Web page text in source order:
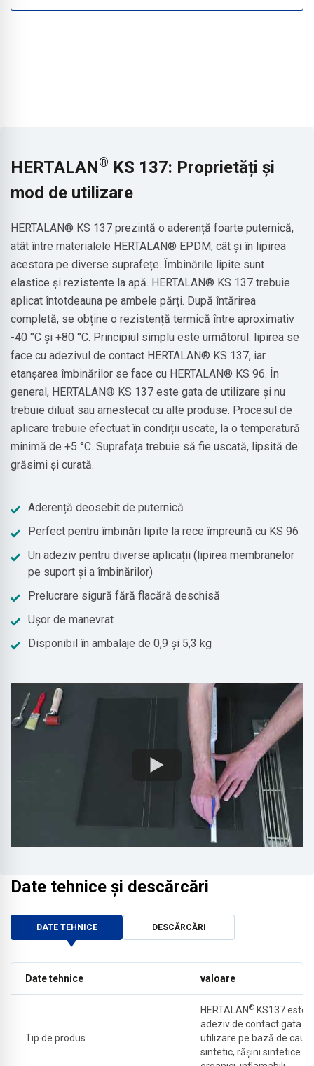
HERTALAN® KS 137: Proprietăți și
mod de utilizare
HERTALAN® KS 137 prezintă o aderență foarte puternică,
atât între materialele HERTALAN® EPDM, cât și în lipirea
acestora pe diverse suprafețe. Îmbinările lipite sunt
elastice și rezistente la apă. HERTALAN® KS 137 trebuie
aplicat întotdeauna pe ambele părți. După întărirea
completă, se obține o rezistență termică între aproximativ
-40 °C și +80 °C. Principiul simplu este următorul: lipirea se
face cu adezivul de contact HERTALAN® KS 137, iar
etanșarea îmbinărilor se face cu HERTALAN® KS 96. În
general, HERTALAN® KS 137 este gata de utilizare și nu
trebuie diluat sau amestecat cu alte produse. Procesul de
aplicare trebuie efectuat în condiții uscate, la o temperatură
minimă de +5 °C. Suprafața trebuie să fie uscată, lipsită de
grăsimi și curată.
Aderență deosebit de puternică
Perfect pentru îmbinări lipite la rece împreună cu KS 96
Un adeziv pentru diverse aplicații (lipirea membranelor
pe suport și a îmbinărilor)
Prelucrare sigură fără flacără deschisă
Ușor de manevrat
Disponibil în ambalaje de 0,9 și 5,3 kg
Date tehnice și descărcări
DATE TEHNICE DESCĂRCĂRI
Date tehnice valoare
Tip de produs
HERTALAN® KS137 este
adeziv de contact gata de
utilizare pe bază de
sintetic, rășini sintetice și